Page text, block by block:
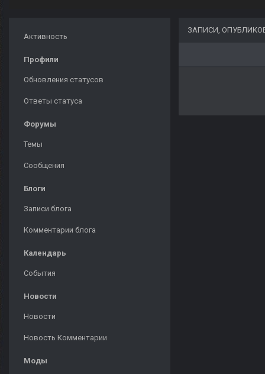
Активность
Профили
Обновления статусов
Ответы статуса
Форумы
Темы
Сообщения
Блоги
Записи блога
Комментарии блога
Календарь
События
Новости
Новости
Новость Комментарии
Моды
ЗАПИСИ,